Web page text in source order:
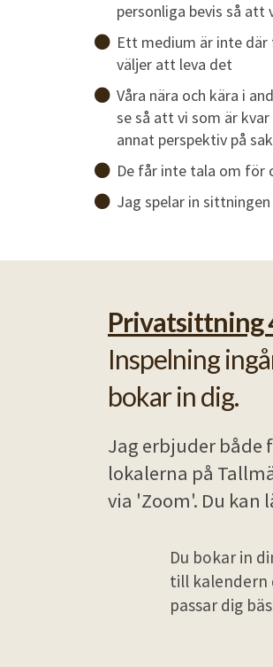
personliga bevis så
Ett medium är inte
väljer att leva det
Våra nära och kära i
se så att vi som är
annat perspektiv på
De får inte tala om för
Jag spelar in
Privatsittning
Inspelning
bokar in dig.
Jag erbjuder både
lokalerna på
via 'Zoom'. Du kan
Du bokar in
till kalendern
passar dig